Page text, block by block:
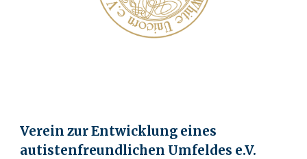
Verein zur Entwicklung eines
autistenfreundlichen Umfeldes e.V.